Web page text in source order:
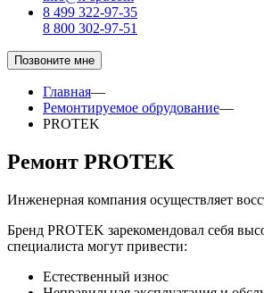
8 499 322-97-35
8 800 302-97-51
Позвоните мне
Главная—
Ремонтируемое обрудование—
PROTEK
Ремонт PROTEK
Инженерная компания осуществляет
Бренд PROTEK зарекомендовал себя
специалиста могут привести:
Естественный износ